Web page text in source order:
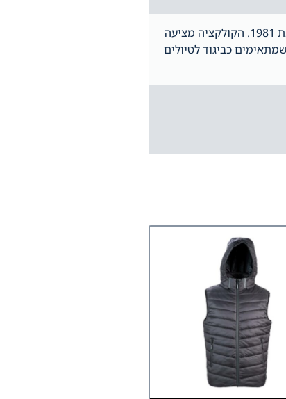
גברים הקולקציה החדשה של המותג הבריטי Regatta Great Outdoors – מהמותגים המובילים בעולם לבגדי חוצות ופנאי שנוסד עוד בשנת 1981. הקולקציה מציעה
כביגוד לטיולים